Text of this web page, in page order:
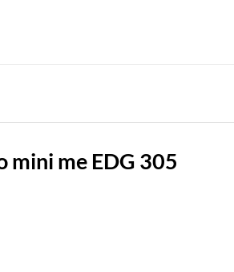
mini me EDG 305